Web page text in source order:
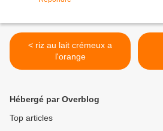
< riz au lait crémeux a
l'orange
Hébergé par Overblog
Top articles